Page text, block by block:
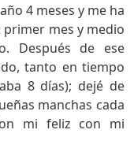
4 meses y me ha
mes y medio
Después de ese
tanto en tiempo
8 días); dejé de
manchas cada
mi feliz con mi